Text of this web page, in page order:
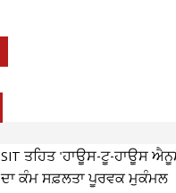
SIT ਤਹਿਤ 'ਹਾਊਸ-ਟੂ-ਹਾਊਸ
ਦਾ ਕੰਮ ਸਫ਼ਲਤਾ ਪੂਰਵਕ ਮੁਕੰਮਲ